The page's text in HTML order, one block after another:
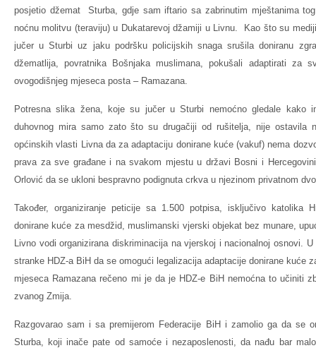
posjetio džemat Sturba, gdje sam iftario sa zabrinutim mještanima
noćnu molitvu (teraviju) u Dukatarevoj džamiji u Livnu. Kao što su
jučer u Sturbi uz jaku podršku policijskih snaga srušila doniranu
džematlija, povratnika Bošnjaka muslimana, pokušali adaptirati za
ovogodišnjeg mjeseca posta – Ramazana.
Potresna slika žena, koje su jučer u Sturbi nemoćno gledale kako
duhovnog mira samo zato što su drugačiji od rušitelja, nije ostavila
općinskih vlasti Livna da za adaptaciju donirane kuće (vakuf) nema
prava za sve građane i na svakom mjestu u državi Bosni i
Orlović da se ukloni bespravno podignuta crkva u njezinom privatnom
Također, organiziranje peticije sa 1.500 potpisa, isključivo katolika
donirane kuće za mesdžid, muslimanski vjerski objekat bez munare,
Livno vodi organizirana diskriminacija na vjerskoj i nacionalnoj osnovi.
stranke HDZ-a BiH da se omogući legalizacija adaptacije donirane kuće
mjeseca Ramazana rečeno mi je da je HDZ-e BiH nemoćna to učiniti
zvanog Zmija.
Razgovarao sam i sa premijerom Federacije BiH i zamolio ga da se
Sturba, koji inače pate od samoće i nezaposlenosti, da nađu bar